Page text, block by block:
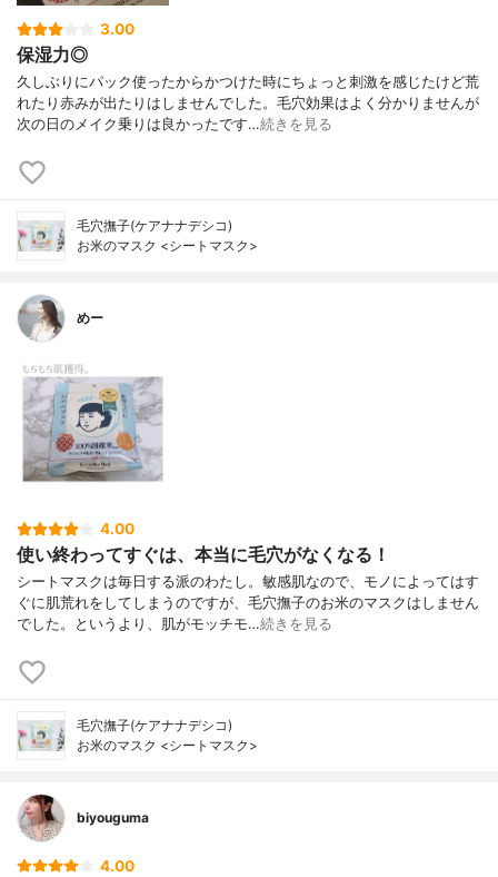
3.00
保湿力◎
久しぶりにパック使ったからかつけた時にちょっと刺激を感じたけど荒
れたり赤みが出たりはしませんでした。毛穴効果はよく分かりませんが
次の日のメイク乗りは良かったです…続きを見る
毛穴撫子(ケアナナデシコ)
お米のマスク <シートマスク>
めー
4.00
使い終わってすぐは、本当に毛穴がなくなる！
シートマスクは毎日する派のわたし。敏感肌なので、モノによってはす
ぐに肌荒れをしてしまうのですが、毛穴撫子のお米のマスクはしません
でした。というより、肌がモッチモ…続きを見る
毛穴撫子(ケアナナデシコ)
お米のマスク <シートマスク>
biyouguma
4.00